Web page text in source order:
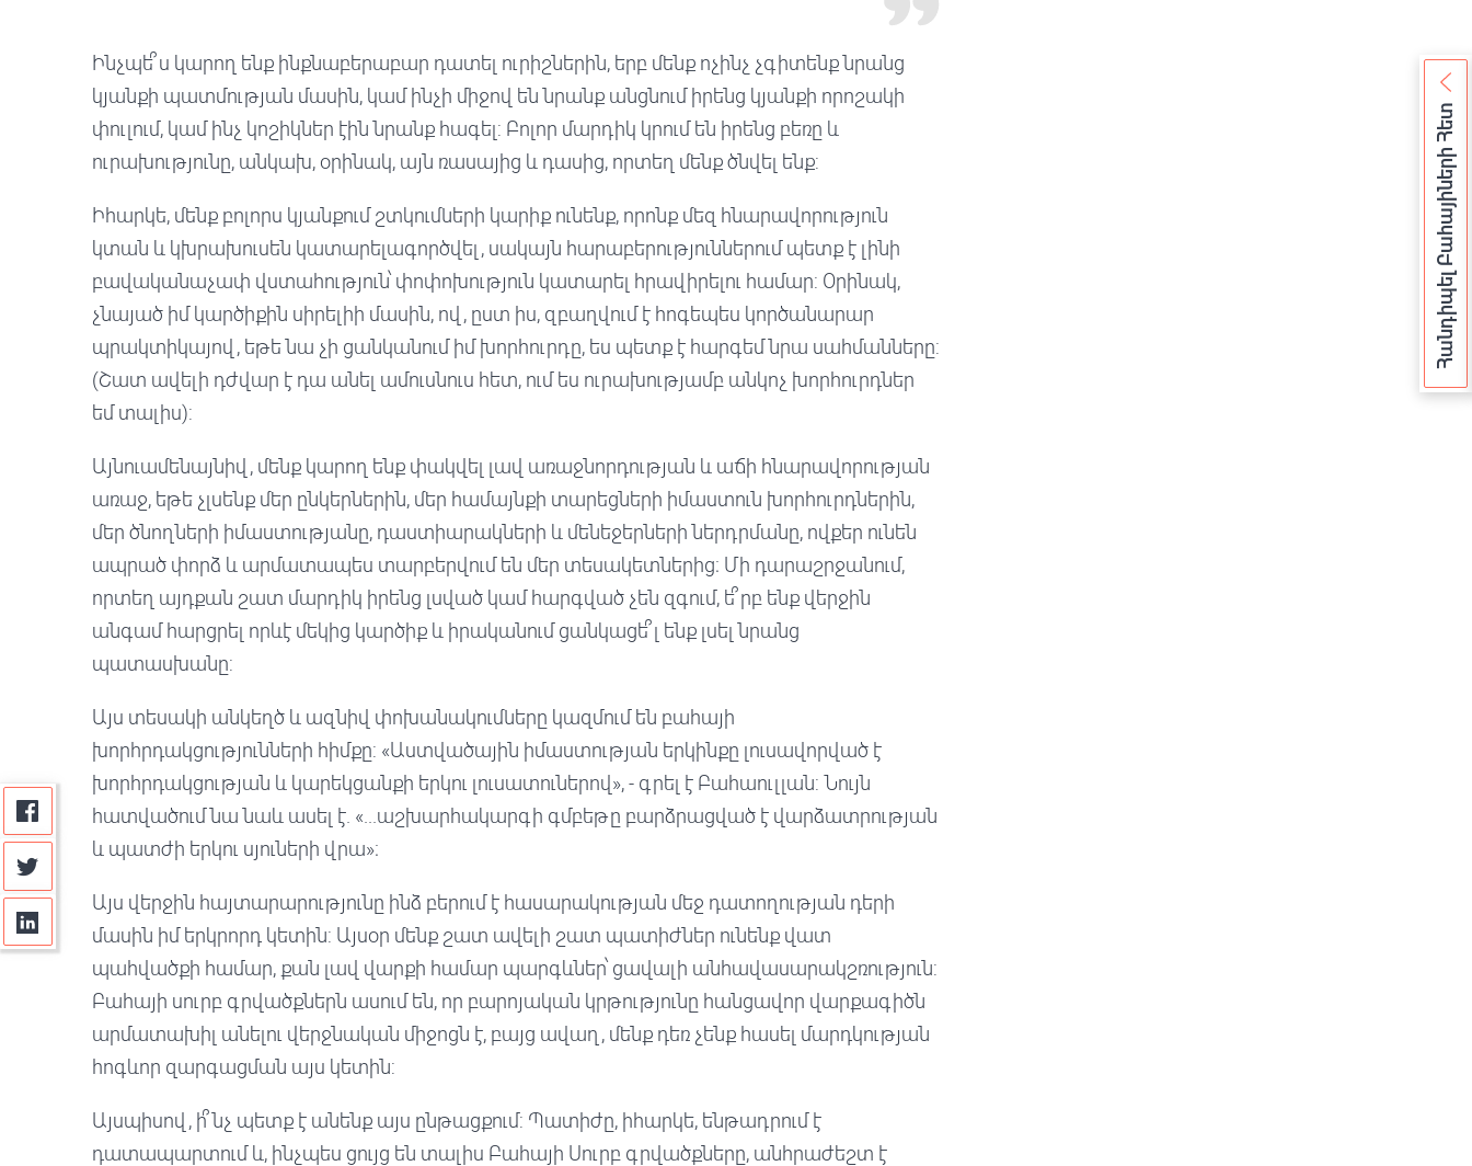
Հանդիպել Բահայիների Հետ
Ինչպե՞ս կարող ենք ինքնաբերաբար դատել ուրիշներին, երբ մենք ոչինչ չգիտենք նրանց
կյանքի պատմության մասին, կամ ինչի միջով են նրանք անցնում իրենց կյանքի որոշակի
փուլում, կամ ինչ կոշիկներ էին նրանք հագել: Բոլոր մարդիկ կրում են իրենց բեռը և
ուրախությունը, անկախ, օրինակ, այն ռասայից և դասից, որտեղ մենք ծնվել ենք:
Իհարկե, մենք բոլորս կյանքում շտկումների կարիք ունենք, որոնք մեզ հնարավորություն
կտան և կխրախուսեն կատարելագործվել, սակայն հարաբերություններում պետք է լինի
բավականաչափ վստահություն՝ փոփոխություն կատարել հրավիրելու համար: Օրինակ,
չնայած իմ կարծիքին սիրելիի մասին, ով, ըստ իս, զբաղվում է հոգեպես կործանարար
պրակտիկայով, եթե նա չի ցանկանում իմ խորհուրդը, ես պետք է հարգեմ նրա սահմանները:
(Շատ ավելի դժվար է դա անել ամուսնուս հետ, ում ես ուրախությամբ անկոչ խորհուրդներ
եմ տալիս):
Այնուամենայնիվ, մենք կարող ենք փակվել լավ առաջնորդության և աճի հնարավորության
առաջ, եթե չլսենք մեր ընկերներին, մեր համայնքի տարեցների իմաստուն խորհուրդներին,
մեր ծնողների իմաստությանը, դաստիարակների և մենեջերների ներդրմանը, ովքեր ունեն
ապրած փորձ և արմատապես տարբերվում են մեր տեսակետներից։ Մի դարաշրջանում,
որտեղ այդքան շատ մարդիկ իրենց լսված կամ հարգված չեն զգում, ե՞րբ ենք վերջին
անգամ հարցրել որևէ մեկից կարծիք և իրականում ցանկացե՞լ ենք լսել նրանց
պատասխանը:
Այս տեսակի անկեղծ և ազնիվ փոխանակումները կազմում են բահայի
խորհրդակցությունների հիմքը: «Աստվածային իմաստության երկինքը լուսավորված է
խորհրդակցության և կարեկցանքի երկու լուսատուներով», - գրել է Բահաուլլան: Նույն
հատվածում նա նաև ասել է. «...աշխարհակարգի գմբեթը բարձրացված է վարձատրության
և պատժի երկու սյուների վրա»։
Այս վերջին հայտարարությունը ինձ բերում է հասարակության մեջ դատողության դերի
մասին իմ երկրորդ կետին: Այսօր մենք շատ ավելի շատ պատիժներ ունենք վատ
պահվածքի համար, քան լավ վարքի համար պարգևներ՝ ցավալի անհավասարակշռություն:
Բահայի սուրբ գրվածքներն ասում են, որ բարոյական կրթությունը հանցավոր վարքագիծն
արմատախիլ անելու վերջնական միջոցն է, բայց ավաղ, մենք դեռ չենք հասել մարդկության
հոգևոր զարգացման այս կետին:
Այսպիսով, ի՞նչ պետք է անենք այս ընթացքում: Պատիժը, իհարկե, ենթադրում է
դատապարտում և, ինչպես ցույց են տալիս Բահայի Սուրբ գրվածքները, անհրաժեշտ է